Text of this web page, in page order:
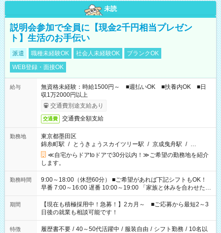
未読
説明会参加で全員に【現金2千円相当プレゼン
ト】生活のお手伝い
派遣 職種未経験OK 社会人未経験OK
ブランクOK
WEB登録・面接OK
給与
無資格未経験：時給1500円～ ■週払いOK ■扶養内OK ■日
収1万2000円以上
交通費別途支給あり
交通費 交通費全額支給
勤務地
東京都墨田区
錦糸町駅 / とうきょうスカイツリー駅 / 京成曳舟駅 / …
≪自宅からドアtoドアで30分以内！≫ご希望の勤務地を紹介
します。
勤務時間
9:00～18:00（休憩60分） ■ご希望があれば下記シフトもOK！
早番 7:00～16:00 遅番 10:00～19:00 「家族と休みを合わせた
い」 「余裕を持って夕飯の準備がしたい」 「できれば残業はし
たくない」 など、ご希望を教えてくださいね。 ※Wワーク希望
の方へ 今ご覧のお仕事で希望する勤務時間と、もう1つのお仕事
の勤務時間。 合計で週40時間を超える場合は応募できません。
期間
【現在も積極採用中！急募！】2カ月～ ■ご応募から最短2～3
日後の就業も相談可能です！
特徴 履歴書不要 / 40～50代活躍中 / 服装自由 / シフト勤務 / 10名以